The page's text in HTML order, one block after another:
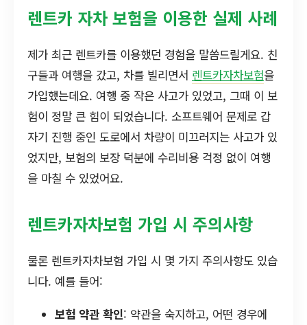
렌트카 자차 보험을 이용한 실제 사례
제가 최근 렌트카를 이용했던 경험을 말씀드릴게요. 친
구들과 여행을 갔고, 차를 빌리면서 렌트카자차보험을
가입했는데요. 여행 중 작은 사고가 있었고, 그때 이 보
험이 정말 큰 힘이 되었습니다. 소프트웨어 문제로 갑
자기 진행 중인 도로에서 차량이 미끄러지는 사고가 있
었지만, 보험의 보장 덕분에 수리비용 걱정 없이 여행
을 마칠 수 있었어요.
렌트카자차보험 가입 시 주의사항
물론 렌트카자차보험 가입 시 몇 가지 주의사항도 있습
니다. 예를 들어:
보험 약관 확인: 약관을 숙지하고, 어떤 경우에